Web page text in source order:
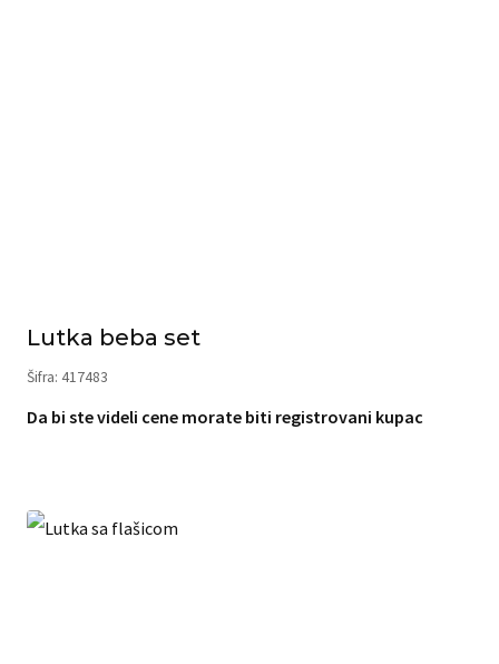
Lutka beba set
Šifra: 417483
Da bi ste videli cene morate biti registrovani kupac